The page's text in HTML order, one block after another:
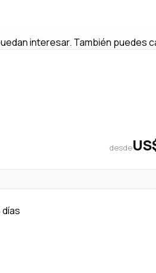
interesar. También puedes
desde
días